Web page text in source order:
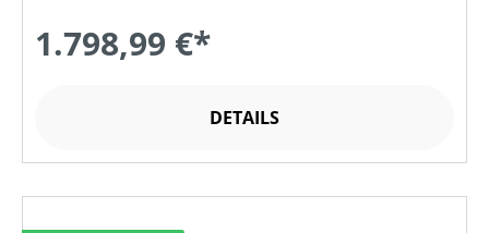
1.798,99 €*
DETAILS